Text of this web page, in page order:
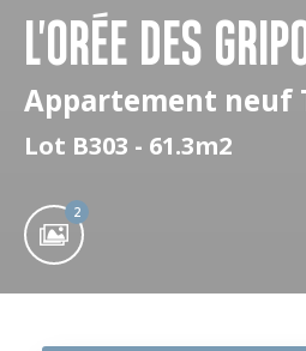
L'ORÉE DES
Appartement neuf
Lot B303 - 61.3m2
2